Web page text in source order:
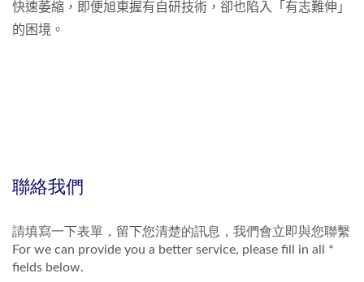
快速萎縮，即便旭東握有自研技術，卻也陷入「有志難伸」
的困境。